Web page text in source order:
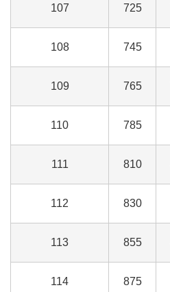
107 725
108 745
109 765
110 785
111 810
112 830
113 855
114 875